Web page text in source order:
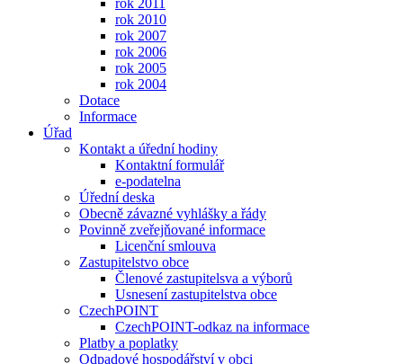
rok 2011
rok 2010
rok 2007
rok 2006
rok 2005
rok 2004
Dotace
Informace
Úřad
Kontakt a úřední hodiny
Kontaktní formulář
e-podatelna
Úřední deska
Obecně závazné vyhlášky a řády
Povinně zveřejňované informace
Licenční smlouva
Zastupitelstvo obce
Členové zastupitelsva a výborů
Usnesení zastupitelstva obce
CzechPOINT
CzechPOINT-odkaz na informace
Platby a poplatky
Odpadové hospodářství v obci